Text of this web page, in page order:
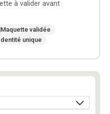
à valider avant
Maquette validée
unique